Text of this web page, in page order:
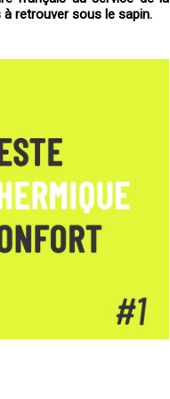
retrouver sous le sapin.